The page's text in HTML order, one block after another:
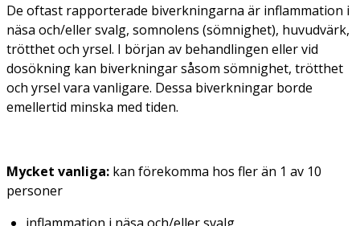
De oftast rapporterade biverkningarna är inflammation i
näsa och/eller svalg, somnolens (sömnighet), huvudvärk,
trötthet och yrsel. I början av behandlingen eller vid
dosökning kan biverkningar såsom sömnighet, trötthet
och yrsel vara vanligare. Dessa biverkningar borde
emellertid minska med tiden.
Mycket vanliga: kan förekomma hos fler än 1 av 10
personer